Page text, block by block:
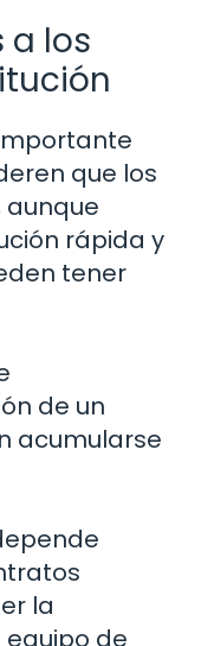
a los
que los
aunque
rápida y
tener
de un
acumularse
la
de